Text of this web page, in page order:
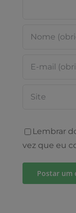
Lembrar
vez que eu